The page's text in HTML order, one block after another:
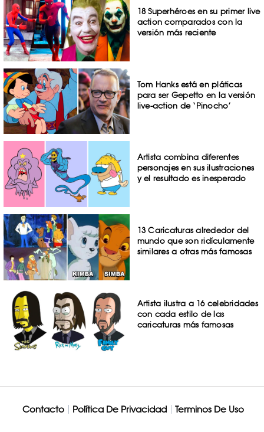
18 Superhéroes en su primer live
action comparados con la
versión más reciente
Tom Hanks está en pláticas
para ser Gepetto en la versión
live-action de ‘Pinocho’
Artista combina diferentes
personajes en sus ilustraciones
y el resultado es inesperado
13 Caricaturas alrededor del
mundo que son ridículamente
similares a otras más famosas
Artista ilustra a 16 celebridades
con cada estilo de las
caricaturas más famosas
Contacto Política De Privacidad Terminos De Uso